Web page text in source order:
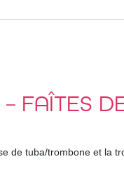
FAÎTES
de tuba/trombone et la